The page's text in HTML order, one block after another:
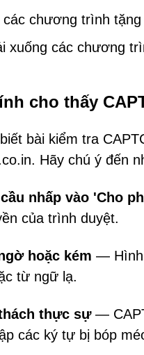
các chương trình
xuống các chương
cho thấy
bài kiểm tra
Hãy chú ý đến
cầu nhấp vào 'Cho
của trình duyệt.
hoặc kém — Hình
từ ngữ lạ.
thực sự—
các ký tự bị bóp